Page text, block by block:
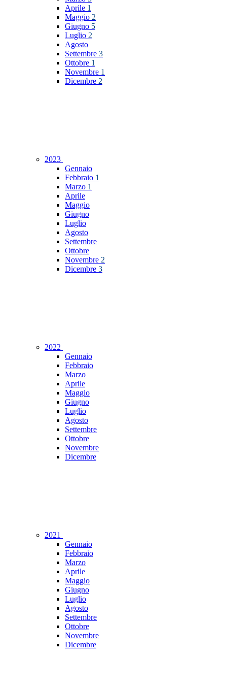
Aprile 1
Maggio 2
Giugno 5
Luglio 2
Agosto
Settembre 3
Ottobre 1
Novembre 1
Dicembre 2
2023
Gennaio
Febbraio 1
Marzo 1
Aprile
Maggio
Giugno
Luglio
Agosto
Settembre
Ottobre
Novembre 2
Dicembre 3
2022
Gennaio
Febbraio
Marzo
Aprile
Maggio
Giugno
Luglio
Agosto
Settembre
Ottobre
Novembre
Dicembre
2021
Gennaio
Febbraio
Marzo
Aprile
Maggio
Giugno
Luglio
Agosto
Settembre
Ottobre
Novembre
Dicembre